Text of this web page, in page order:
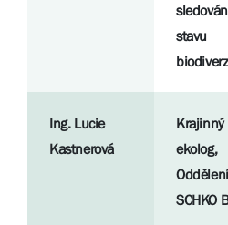
stavu
Ing. Lucie
Kastnerová
Krajinný
ekolog,
Oddělení
SCHKO